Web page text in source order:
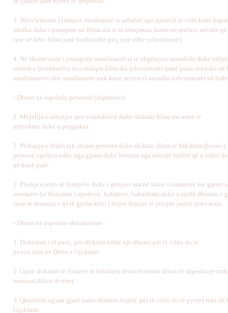
3. Nënvlerësimi i trimave muslimanë si sahabët apo njerëzit të cilët kanë
mëdha duke i paraqitur në filma ata si të nënçmuar, kurse në realitet artistët
tyre në këto filma janë fasika (dhe prej tyre edhe jobesimtarë).
4. Në shumë raste i paraqesin muslimanët si të zhgënjyer moralisht duke
zemrat e besimtarëve kur shfaqin filma ku jobesimtarët kanë pasur teknikë në
muslimanëve dhe muslimanët nuk kanë arritur t'i mundin jobesimtarët në
- Dëmet në aspektin personal (shpirtëror)
1. Mbjellja e urrejtjes apo vrazhdësisë duke shikuar filma me armë të
ndryshme duke u përgjakur.
2. Përhapja e frikës tek shumë persona duke shikuar filma të frikshëm
persona ngrihen edhe nga gjumi duke bërtitur nga ndonjë ëndërr që u është
që kanë parë.
3. Prishja e jetës së fëmijëve duke i gënjyer ata në filma vizatimorë me gjeste
normales (si fluturimi i njerëzve, kafshëve, babadimri duke u sjellë dhurata e
tjera të shumta) e që të gjitha këto i bëjnë fëmijët të jetojnë jashtë jetës reale.
- Dëmet në aspektin shëndetësor
1. Dobësimi i të parit, por shikimi është një dhunti për të cilën do të
pyetet robi në Ditën e Gjykimit.
2. Gjatë shikimit të filmave të frikshëm (horror) zemra fillon të shpeshtojë
tensioni fillon të rritet.
3. Qëndrimi zgjuar gjatë natës dëmton trupin, për të cilën do të pyetet robi në
Gjykimit.